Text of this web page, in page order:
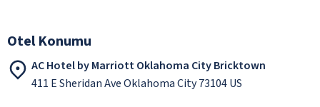
Otel Konumu
AC Hotel by Marriott Oklahoma City Bricktown
411 E Sheridan Ave Oklahoma City 73104 US